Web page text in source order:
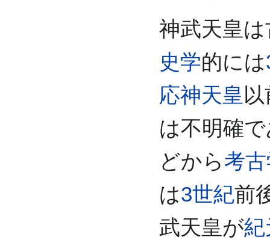
神武天皇
史学的には
応神天皇
は不明確
どから考
は3世紀前
武天皇が紀